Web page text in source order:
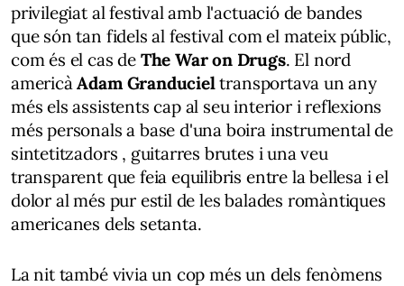
privilegiat al festival amb l'actuació de bandes
que són tan fidels al festival com el mateix públic,
com és el cas deThe War on Drugs. El nord
americàAdam Granducieltransportava un any
més els assistents cap al seu interior i reflexions
més personals a base d'una boira instrumental de
sintetitzadors , guitarres brutes i una veu
transparent que feia equilibris entre la bellesa i el
dolor al més pur estil de les balades romàntiques
americanes dels setanta.
La nit també vivia un cop més un dels fenòmens